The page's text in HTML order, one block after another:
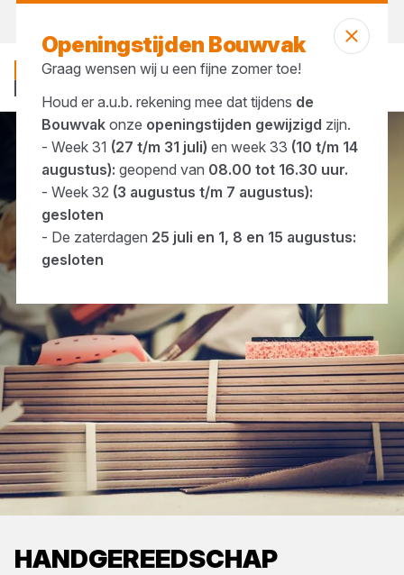
HANDGEREEDSCHAP
Gereedschap Handgereedschap
Openingstijden Bouwvak
Graag wensen wij u een fijne zomer toe!
Houd er a.u.b. rekening mee dat tijdens de
Bouwvakonze openingstijden gewijzigd zijn.
- Week 31 (27 t/m 31 juli) en week 33 (10 t/m 14
augustus): geopend van 08.00 tot 16.30 uur.
- Week 32 (3 augustus t/m 7 augustus):
gesloten
- De zaterdagen 25 juli en 1, 8 en 15 augustus:
gesloten